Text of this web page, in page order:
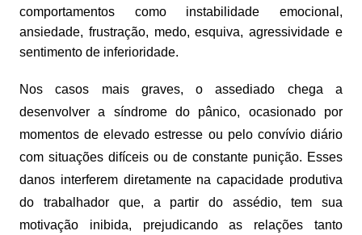
comportamentos como instabilidade emocional,
ansiedade, frustração, medo, esquiva, agressividade e
sentimento de inferioridade.
Nos casos mais graves, o assediado chega a
desenvolver a síndrome do pânico, ocasionado por
momentos de elevado estresse ou pelo convívio diário
com situações difíceis ou de constante punição. Esses
danos interferem diretamente na capacidade produtiva
do trabalhador que, a partir do assédio, tem sua
motivação inibida, prejudicando as relações tanto